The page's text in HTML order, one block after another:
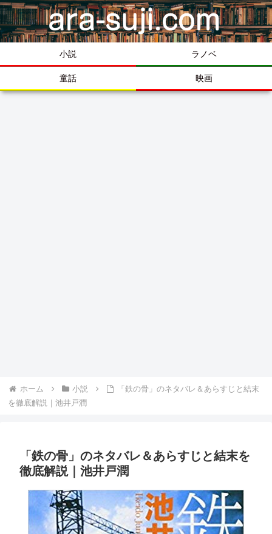
小説 ラノベ
童話 映画
ホーム 小説
「鉄の骨」のネタバレ＆あらすじと結末
を徹底解説｜池井戸潤
「鉄の骨」のネタバレ＆あらすじと結末を
徹底解説｜池井戸潤